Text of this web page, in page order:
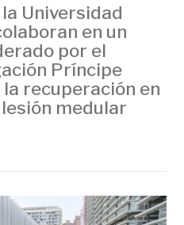
Universidad
en un
por el
Príncipe
recuperación en
medular